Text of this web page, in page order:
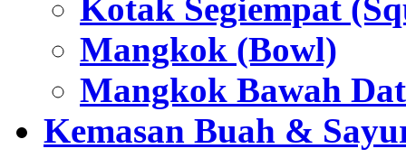
Kotak Segiempat
Mangkok (Bowl)
Mangkok Bawah
Kemasan Buah &